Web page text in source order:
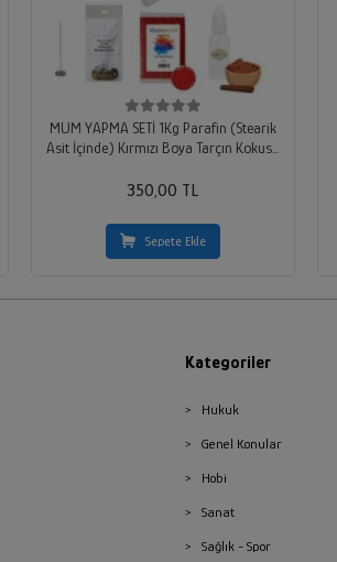
MUM YAPMA SETİ 1Kg Parafin (Stearik
Asit İçinde) Kırmızı Boya Tarçın Kokusu
350,00 TL
Sepete Ekle
Kategoriler
Hukuk
Genel Konular
Hobi
Sanat
Sağlık - Spor